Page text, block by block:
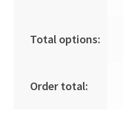
Total options:
Order total: